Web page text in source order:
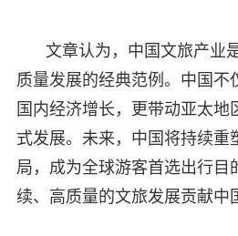
文章认为，中国文旅产业
质量发展的经典范例。中国不
国内经济增长，更带动亚太地
式发展。未来，中国将持续重
局，成为全球游客首选出行目
续、高质量的文旅发展贡献中